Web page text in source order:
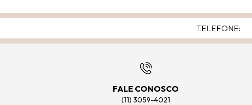
FALE CONOSCO
(11) 3059-4021